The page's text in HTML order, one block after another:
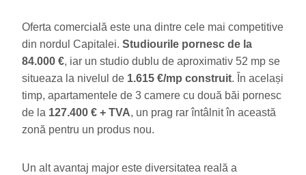
Oferta comercială este una dintre cele mai competitive
din nordul Capitalei. Studiourile pornesc de la
84.000 €, iar un studio dublu de aproximativ 52 mp se
situeaza la nivelul de 1.615 €/mp construit. În același
timp, apartamentele de 3 camere cu două băi pornesc
de la 127.400 € + TVA, un prag rar întâlnit în această
zonă pentru un produs nou.
Un alt avantaj major este diversitatea reală a